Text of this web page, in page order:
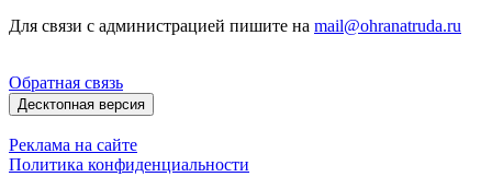
Для связи с администрацией пишите на mail@ohranatruda.ru
Обратная связь
Десктопная версия
Реклама на сайте
Политика конфиденциальности